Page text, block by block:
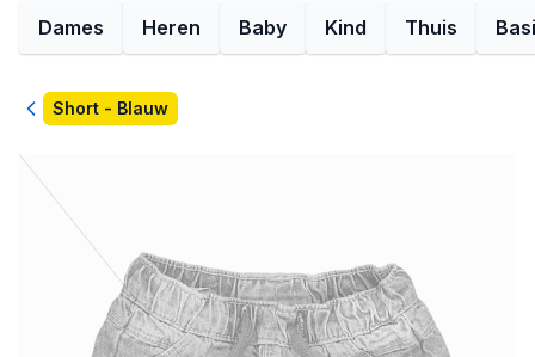
Dames Heren Baby Kind Thuis
TerugShort - Blauw